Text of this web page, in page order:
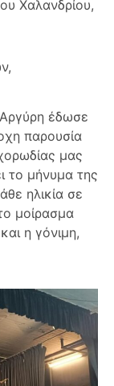
Χαλανδρίου,
έδωσε
παρουσία
μας
το μήνυμα της
ηλικία σε
μοίρασμα
η γόνιμη,